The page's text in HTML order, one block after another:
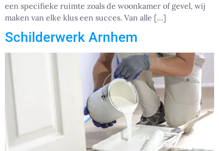
een specifieke ruimte zoals de woonkamer of gevel, wij
maken van elke klus een succes. Van alle […]
Schilderwerk Arnhem